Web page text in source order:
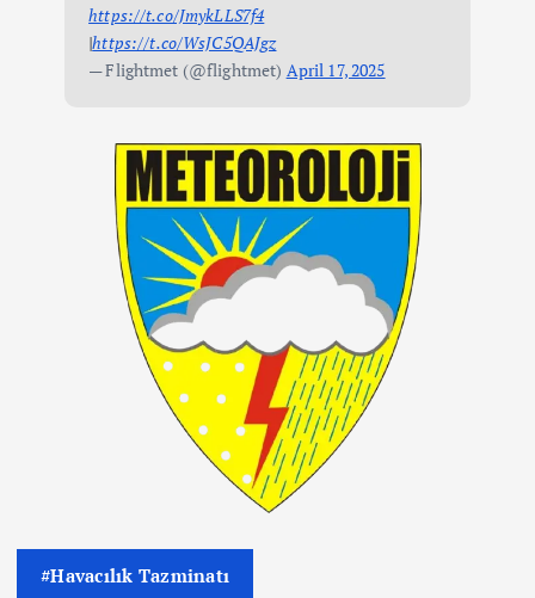
https://t.co/JmykLLS7f4
|https://t.co/WsJC5QAJgz
— Flightmet (@flightmet) April 17, 2025
#Havacılık Tazminatı